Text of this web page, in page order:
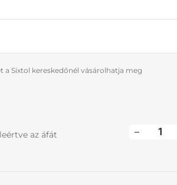
a Sixtol kereskedőnél vásárolhatja meg
az áfát –